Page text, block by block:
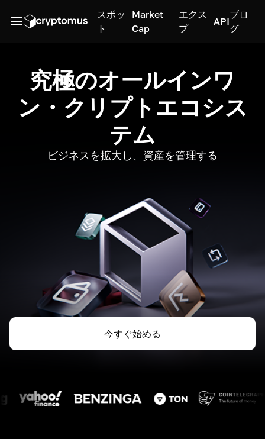
スポッ
ト
Market
Cap
エクス
プ
API
ブロ
グ
究極のオールインワ
ン・クリプトエコシス
テム
ビジネスを拡大し、資産を管理する
今すぐ始める